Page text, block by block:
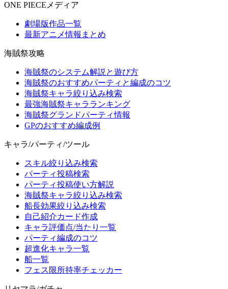
ONE PIECEメディア
劇場版作品一覧
最新アニメ情報まとめ
海賊祭攻略
海賊祭のシステム解説と遊び方
海賊祭のおすすめパーティと編成のコツ
海賊祭キャラ絞り込み検索
最強海賊祭キャラランキング
海賊祭グランドパーティ情報
GPのおすすめ編成例
キャラ/パーティ/ツール
スキル絞り込み検索
パーティ投稿検索
パーティ投稿使い方解説
海賊祭キャラ絞り込み検索
船長効果絞り込み検索
自己紹介カード作成
キャラ評価点/当たり一覧
パーティ編成のコツ
超進化キャラ一覧
船一覧
フェス限所持率チェッカー